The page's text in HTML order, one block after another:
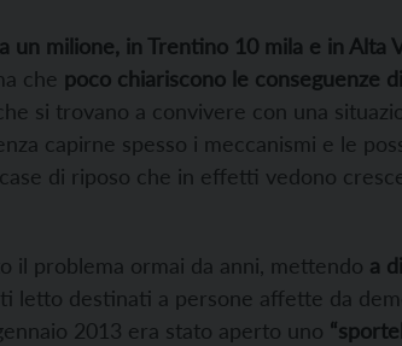
un milione, in Trentino 10 mila e in Alta
che poco chiariscono le conseguenze
si trovano a convivere con una
capirne spesso i meccanismi e le
di riposo che in effetti vedono
il problema ormai da anni, mettendo a
letto destinati a persone affette da
2013 era stato aperto uno